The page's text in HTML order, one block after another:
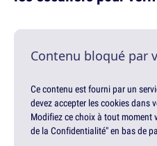
Contenu bloqué par
Ce contenu est fourni par un
devez accepter les cookies dans
Modifiez ce choix à tout moment
de la Confidentialité" en bas de